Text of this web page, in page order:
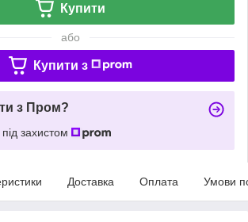
Купити
або
Купити з
з Пром?
захистом
Доставка Оплата Умови